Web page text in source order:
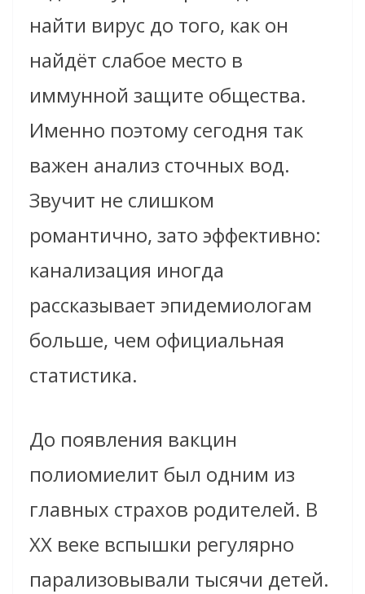
найти вирус до того, как он
найдёт слабое место в
иммунной защите общества.
Именно поэтому сегодня так
важен анализ сточных вод.
Звучит не слишком
романтично, зато эффективно:
канализация иногда
рассказывает эпидемиологам
больше, чем официальная
статистика.
До появления вакцин
полиомиелит был одним из
главных страхов родителей. В
XX веке вспышки регулярно
парализовывали тысячи детей.